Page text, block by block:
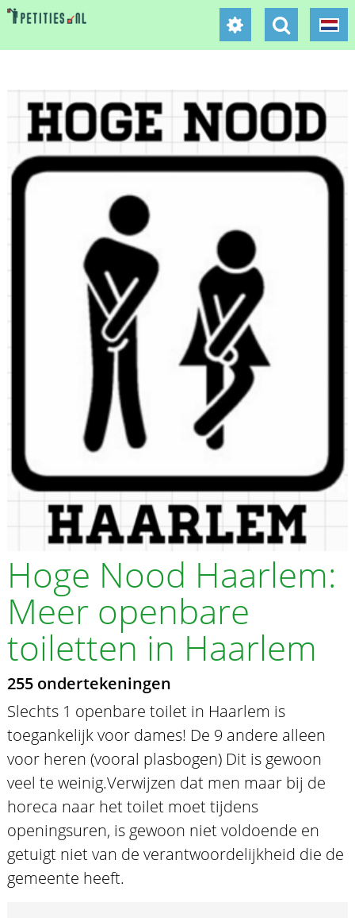
Hoge Nood Haarlem:
Meer openbare
toiletten in Haarlem
255 ondertekeningen
Slechts 1 openbare toilet in Haarlem is
toegankelijk voor dames! De 9 andere alleen
voor heren (vooral plasbogen) Dit is gewoon
veel te weinig.Verwijzen dat men maar bij de
horeca naar het toilet moet tijdens
openingsuren, is gewoon niet voldoende en
getuigt niet van de verantwoordelijkheid die de
gemeente heeft.